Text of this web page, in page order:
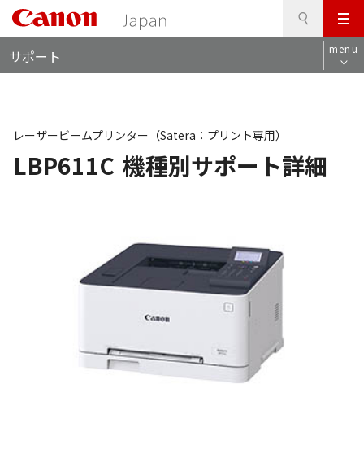
メ
ニ
ュ
サポート menu
LBP611C 機種別サポート詳細
レーザービームプリンター（Satera：プリント専用）